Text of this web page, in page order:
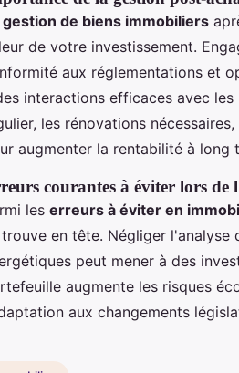
gestion de biens immobiliers
de votre investissement.
aux réglementations et
interactions efficaces avec
les rénovations
augmenter la rentabilité à long
courantes à éviter lors de
les erreurs à éviter en
trouve en tête. Négliger
peut mener à des
augmente les risques
aux changements